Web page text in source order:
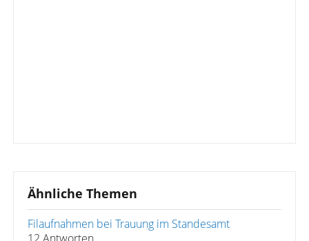
Ähnliche Themen
Filaufnahmen bei Trauung im Standesamt